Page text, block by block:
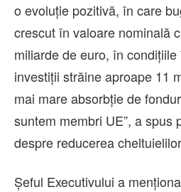
o evoluţie pozitivă, în care
crescut în valoare nominală
miliarde de euro, în
investiţii străine aproape 11
mai mare absorbţie de
suntem membri UE”, a spus
despre reducerea
Şeful Executivului a